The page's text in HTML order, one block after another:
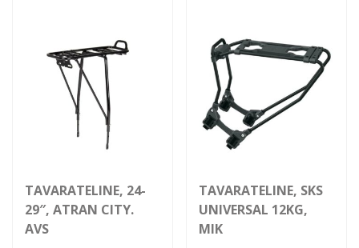
TAVARATELINE, 24-
29″, ATRAN CITY.
AVS
TAVARATELINE, SKS
UNIVERSAL 12KG,
MIK